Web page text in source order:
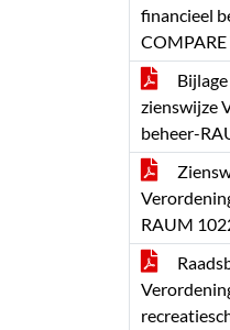
financieel
zienswijze
beheer-
RAUM